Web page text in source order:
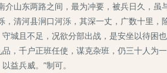
山东两路之间，最为冲要，被兵日久，虽
，清河县涧口河泺，其深一丈，广数十里
城且不足，况欲分部出战，是安坐以待困
，千户正班任使，谋克杂班，仍三十人为
益兵威。”制可。